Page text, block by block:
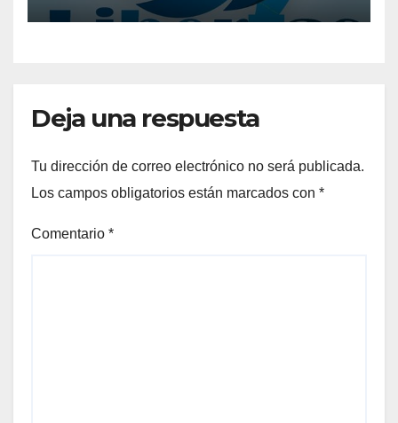
Deja una respuesta
Tu dirección de correo electrónico no será publicada.
Los campos obligatorios están marcados con *
Comentario *